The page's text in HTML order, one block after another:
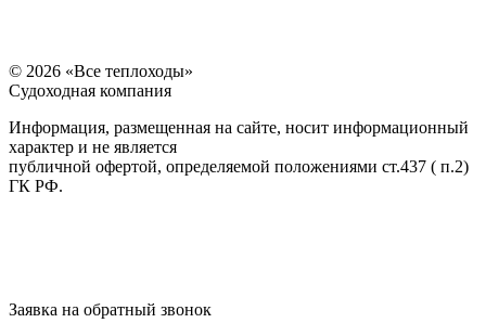
© 2026 «Все теплоходы»
Судоходная компания
Информация, размещенная на сайте, носит информационный
характер и не является
публичной офертой, определяемой положениями ст.437 ( п.2)
ГК РФ.
Заявка на обратный звонок